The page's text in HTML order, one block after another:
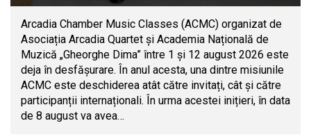
Arcadia Chamber Music Classes (ACMC) organizat de
Asociația Arcadia Quartet și Academia Națională de
Muzică „Gheorghe Dima” între 1 și 12 august 2026 este
deja în desfășurare. În anul acesta, una dintre misiunile
ACMC este deschiderea atât către invitați, cât și către
participanții internaționali. În urma acestei inițieri, în data
de 8 august va avea…